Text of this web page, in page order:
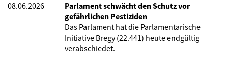
08.06.2026
Parlament schwächt den Schutz vor
gefährlichen Pestiziden
Das Parlament hat die Parlamentarische
Initiative Bregy (22.441) heute endgültig
verabschiedet.